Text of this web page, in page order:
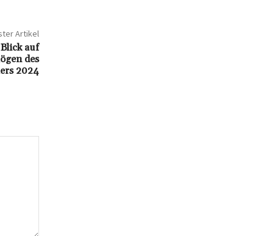
Artikel
auf
des
2024